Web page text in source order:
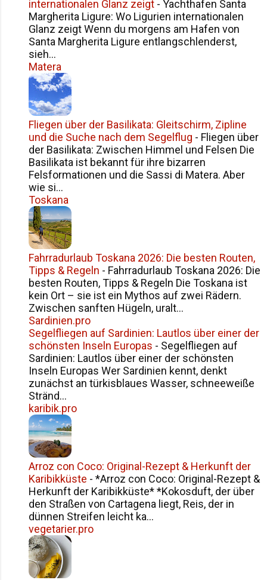
internationalen Glanz zeigt - Yachthafen Santa
Margherita Ligure: Wo Ligurien internationalen
Glanz zeigt Wenn du morgens am Hafen von
Santa Margherita Ligure entlangschlenderst,
sieh...
Matera
Fliegen über der Basilikata: Gleitschirm, Zipline
und die Suche nach dem Segelflug - Fliegen über
der Basilikata: Zwischen Himmel und Felsen Die
Basilikata ist bekannt für ihre bizarren
Felsformationen und die Sassi di Matera. Aber
wie si...
Toskana
Fahrradurlaub Toskana 2026: Die besten Routen,
Tipps & Regeln - Fahrradurlaub Toskana 2026: Die
besten Routen, Tipps & Regeln Die Toskana ist
kein Ort – sie ist ein Mythos auf zwei Rädern.
Zwischen sanften Hügeln, uralt...
Sardinien.pro
Segelfliegen auf Sardinien: Lautlos über einer der
schönsten Inseln Europas - Segelfliegen auf
Sardinien: Lautlos über einer der schönsten
Inseln Europas Wer Sardinien kennt, denkt
zunächst an türkisblaues Wasser, schneeweiße
Stränd...
karibik.pro
Arroz con Coco: Original-Rezept & Herkunft der
Karibikküste - *Arroz con Coco: Original-Rezept &
Herkunft der Karibikküste* *Kokosduft, der über
den Straßen von Cartagena liegt, Reis, der in
dünnen Streifen leicht ka...
vegetarier.pro